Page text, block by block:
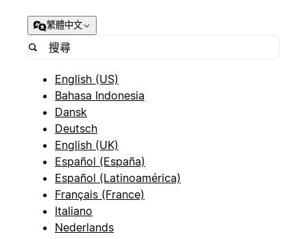
繁體中文
English (US)
Bahasa Indonesia
Dansk
Deutsch
English (UK)
Español (España)
Español (Latinoamérica)
Français (France)
Italiano
Nederlands